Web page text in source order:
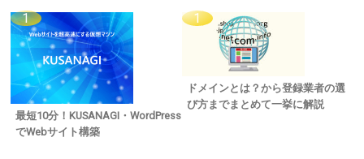
最短10分！KUSANAGI・WordPress
でWebサイト構築
ドメインとは？から登録業者の選
び方までまとめて一挙に解説